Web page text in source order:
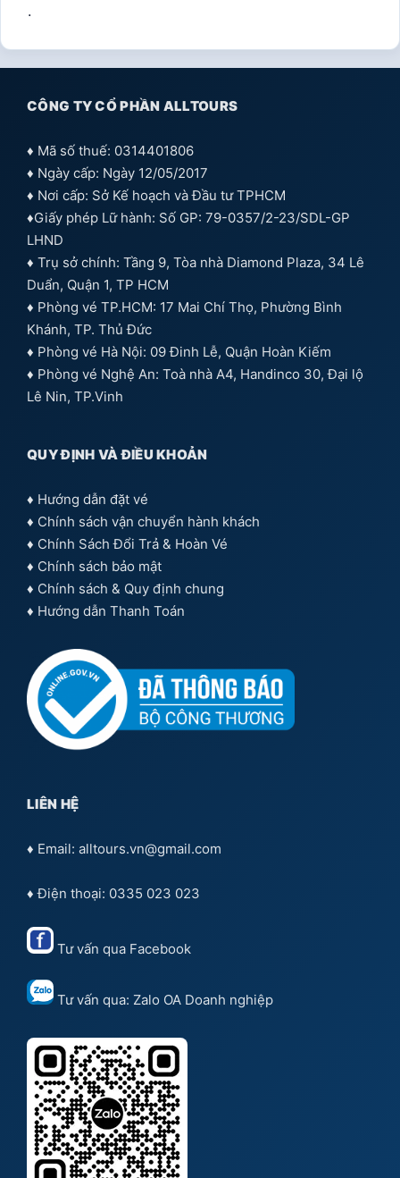
.
CÔNG TY CỔ PHẦN ALLTOURS
♦ Mã số thuế: 0314401806
♦ Ngày cấp: Ngày 12/05/2017
♦ Nơi cấp: Sở Kế hoạch và Đầu tư TPHCM
♦Giấy phép Lữ hành: Số GP: 79-0357/2-23/SDL-GP
LHND
♦ Trụ sở chính: Tầng 9, Tòa nhà Diamond Plaza, 34 Lê
Duẩn, Quận 1, TP HCM
♦ Phòng vé TP.HCM: 17 Mai Chí Thọ, Phường Bình
Khánh, TP. Thủ Đức
♦ Phòng vé Hà Nội: 09 Đinh Lễ, Quận Hoàn Kiếm
♦ Phòng vé Nghệ An: Toà nhà A4, Handinco 30, Đại lộ
Lê Nin, TP.Vinh
QUY ĐỊNH VÀ ĐIỀU KHOẢN
♦ Hướng dẫn đặt vé
♦ Chính sách vận chuyển hành khách
♦ Chính Sách Đổi Trả & Hoàn Vé
♦ Chính sách bảo mật
♦ Chính sách & Quy định chung
♦ Hướng dẫn Thanh Toán
LIÊN HỆ
♦ Email: alltours.vn@gmail.com
♦ Điện thoại: 0335 023 023
Tư vấn qua Facebook
Tư vấn qua: Zalo OA Doanh nghiệp